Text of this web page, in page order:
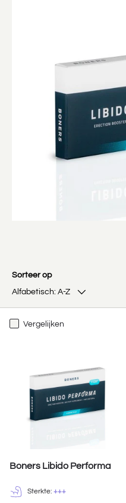
Sorteer op
Alfabetisch: A-Z
Vergelijken
Boners Libido Performa
Sterkte: +++